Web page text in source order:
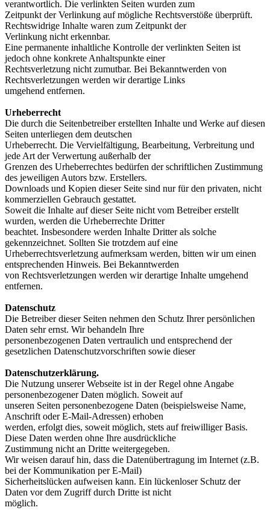
verantwortlich. Die verlinkten Seiten wurden zum
Zeitpunkt der Verlinkung auf mögliche Rechtsverstöße überprüft.
Rechtswidrige Inhalte waren zum Zeitpunkt der
Verlinkung nicht erkennbar.
Eine permanente inhaltliche Kontrolle der verlinkten Seiten ist
jedoch ohne konkrete Anhaltspunkte einer
Rechtsverletzung nicht zumutbar. Bei Bekanntwerden von
Rechtsverletzungen werden wir derartige Links
umgehend entfernen.
Urheberrecht
Die durch die Seitenbetreiber erstellten Inhalte und Werke auf diesen
Seiten unterliegen dem deutschen
Urheberrecht. Die Vervielfältigung, Bearbeitung, Verbreitung und
jede Art der Verwertung außerhalb der
Grenzen des Urheberrechtes bedürfen der schriftlichen Zustimmung
des jeweiligen Autors bzw. Erstellers.
Downloads und Kopien dieser Seite sind nur für den privaten, nicht
kommerziellen Gebrauch gestattet.
Soweit die Inhalte auf dieser Seite nicht vom Betreiber erstellt
wurden, werden die Urheberrechte Dritter
beachtet. Insbesondere werden Inhalte Dritter als solche
gekennzeichnet. Sollten Sie trotzdem auf eine
Urheberrechtsverletzung aufmerksam werden, bitten wir um einen
entsprechenden Hinweis. Bei Bekanntwerden
von Rechtsverletzungen werden wir derartige Inhalte umgehend
entfernen.
Datenschutz
Die Betreiber dieser Seiten nehmen den Schutz Ihrer persönlichen
Daten sehr ernst. Wir behandeln Ihre
personenbezogenen Daten vertraulich und entsprechend der
gesetzlichen Datenschutzvorschriften sowie dieser
Datenschutzerklärung.
Die Nutzung unserer Webseite ist in der Regel ohne Angabe
personenbezogener Daten möglich. Soweit auf
unseren Seiten personenbezogene Daten (beispielsweise Name,
Anschrift oder E-Mail-Adressen) erhoben
werden, erfolgt dies, soweit möglich, stets auf freiwilliger Basis.
Diese Daten werden ohne Ihre ausdrückliche
Zustimmung nicht an Dritte weitergegeben.
Wir weisen darauf hin, dass die Datenübertragung im Internet (z.B.
bei der Kommunikation per E-Mail)
Sicherheitslücken aufweisen kann. Ein lückenloser Schutz der
Daten vor dem Zugriff durch Dritte ist nicht
möglich.